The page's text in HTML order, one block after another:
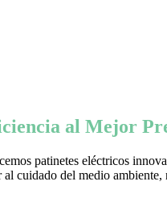
al Mejor
patinetes eléctricos
cuidado del medio